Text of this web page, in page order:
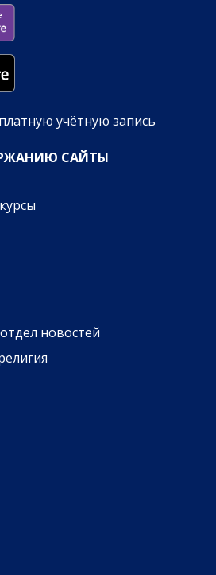
учётную запись
САЙТЫ
новостей